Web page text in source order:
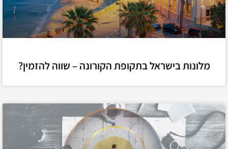
מלונות בישראל בתקופת הקורונה – שווה להזמין?